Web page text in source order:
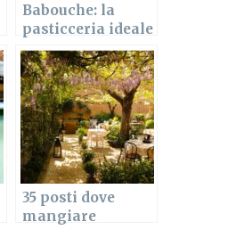
Babouche: la
pasticceria ideale
per merenda,
aperitivo e
brunch
35 posti dove
mangiare